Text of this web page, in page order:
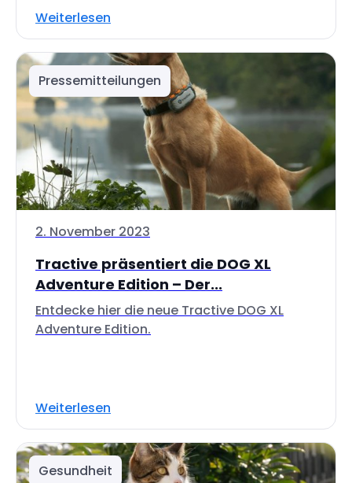
Weiterlesen
Pressemitteilungen
2. November 2023
Tractive präsentiert die DOG XL
Adventure Edition – Der...
Entdecke hier die neue Tractive DOG XL
Adventure Edition.
Weiterlesen
Gesundheit